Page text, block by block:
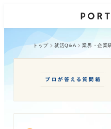
トップ 就活Q&A 業界・企業